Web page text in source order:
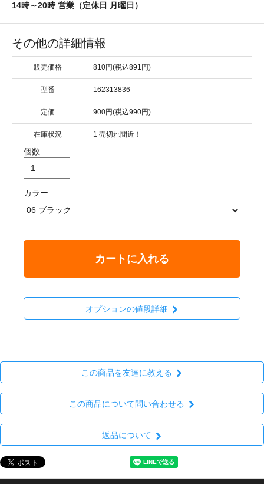
14時～20時 営業（定休日 月曜日）
その他の詳細情報
販売価格 810円(税込891円)
型番 162313836
定価 900円(税込990円)
在庫状況 1 売切れ間近！
個数
カラー
カートに入れる
オプションの値段詳細
この商品を友達に教える
この商品について問い合わせる
返品について